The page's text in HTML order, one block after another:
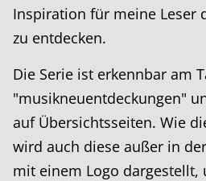
Inspiration für meine Leser
zu entdecken.
Die Serie ist erkennbar am
"musikneuentdeckungen"
auf Übersichtsseiten. Wie
wird auch diese außer in
mit einem Logo dargestellt,